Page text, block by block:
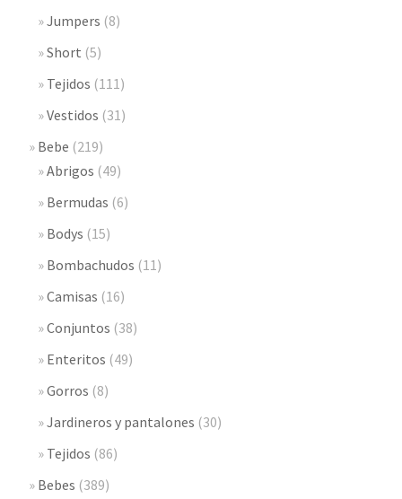
Jumpers (8)
Short (5)
Tejidos (111)
Vestidos (31)
Bebe (219)
Abrigos (49)
Bermudas (6)
Bodys (15)
Bombachudos (11)
Camisas (16)
Conjuntos (38)
Enteritos (49)
Gorros (8)
Jardineros y pantalones (30)
Tejidos (86)
Bebes (389)